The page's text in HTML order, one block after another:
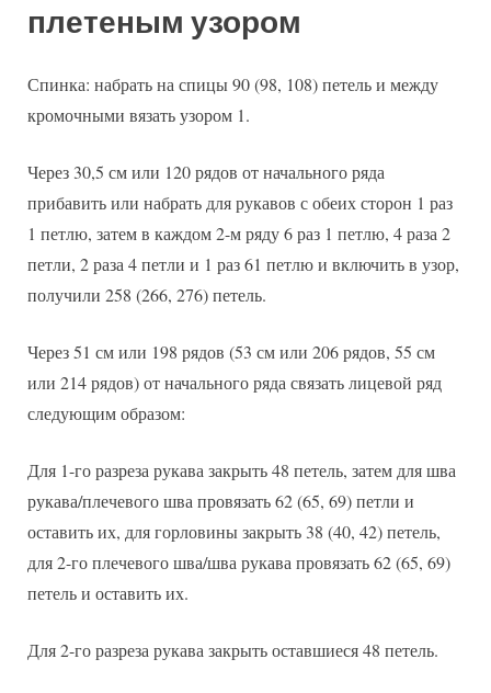
плетеным узором
Спинка: набрать на спицы 90 (98, 108) петель и между
кромочными вязать узором 1.
Через 30,5 см или 120 рядов от начального ряда
прибавить или набрать для рукавов с обеих сторон 1 раз
1 петлю, затем в каждом 2-м ряду 6 раз 1 петлю, 4 раза 2
петли, 2 раза 4 петли и 1 раз 61 петлю и включить в узор,
получили 258 (266, 276) петель.
Через 51 см или 198 рядов (53 см или 206 рядов, 55 см
или 214 рядов) от начального ряда связать лицевой ряд
следующим образом:
Для 1-го разреза рукава закрыть 48 петель, затем для шва
рукава/плечевого шва провязать 62 (65, 69) петли и
оставить их, для горловины закрыть 38 (40, 42) петель,
для 2-го плечевого шва/шва рукава провязать 62 (65, 69)
петель и оставить их.
Для 2-го разреза рукава закрыть оставшиеся 48 петель.